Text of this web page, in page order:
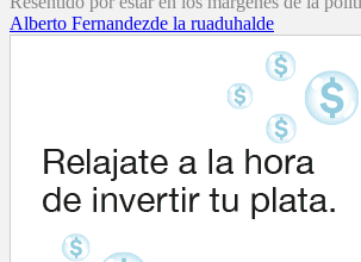
Alberto Fernandezde la ruaduhalde